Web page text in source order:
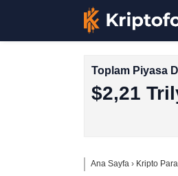
Toplam Piyasa
$2,21
Ana Sayfa › Kripto